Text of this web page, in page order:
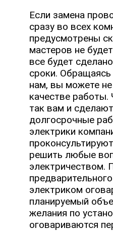
Если замена
сразу во всех
предусмотрены
мастеров не
все будет
сроки.
нам, вы можете
качестве
так вам и
долгосрочные
электрики
решить любые
электричеством.
электриком
планируемый
желания по
оговариваются